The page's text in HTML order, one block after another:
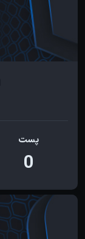
پست
0